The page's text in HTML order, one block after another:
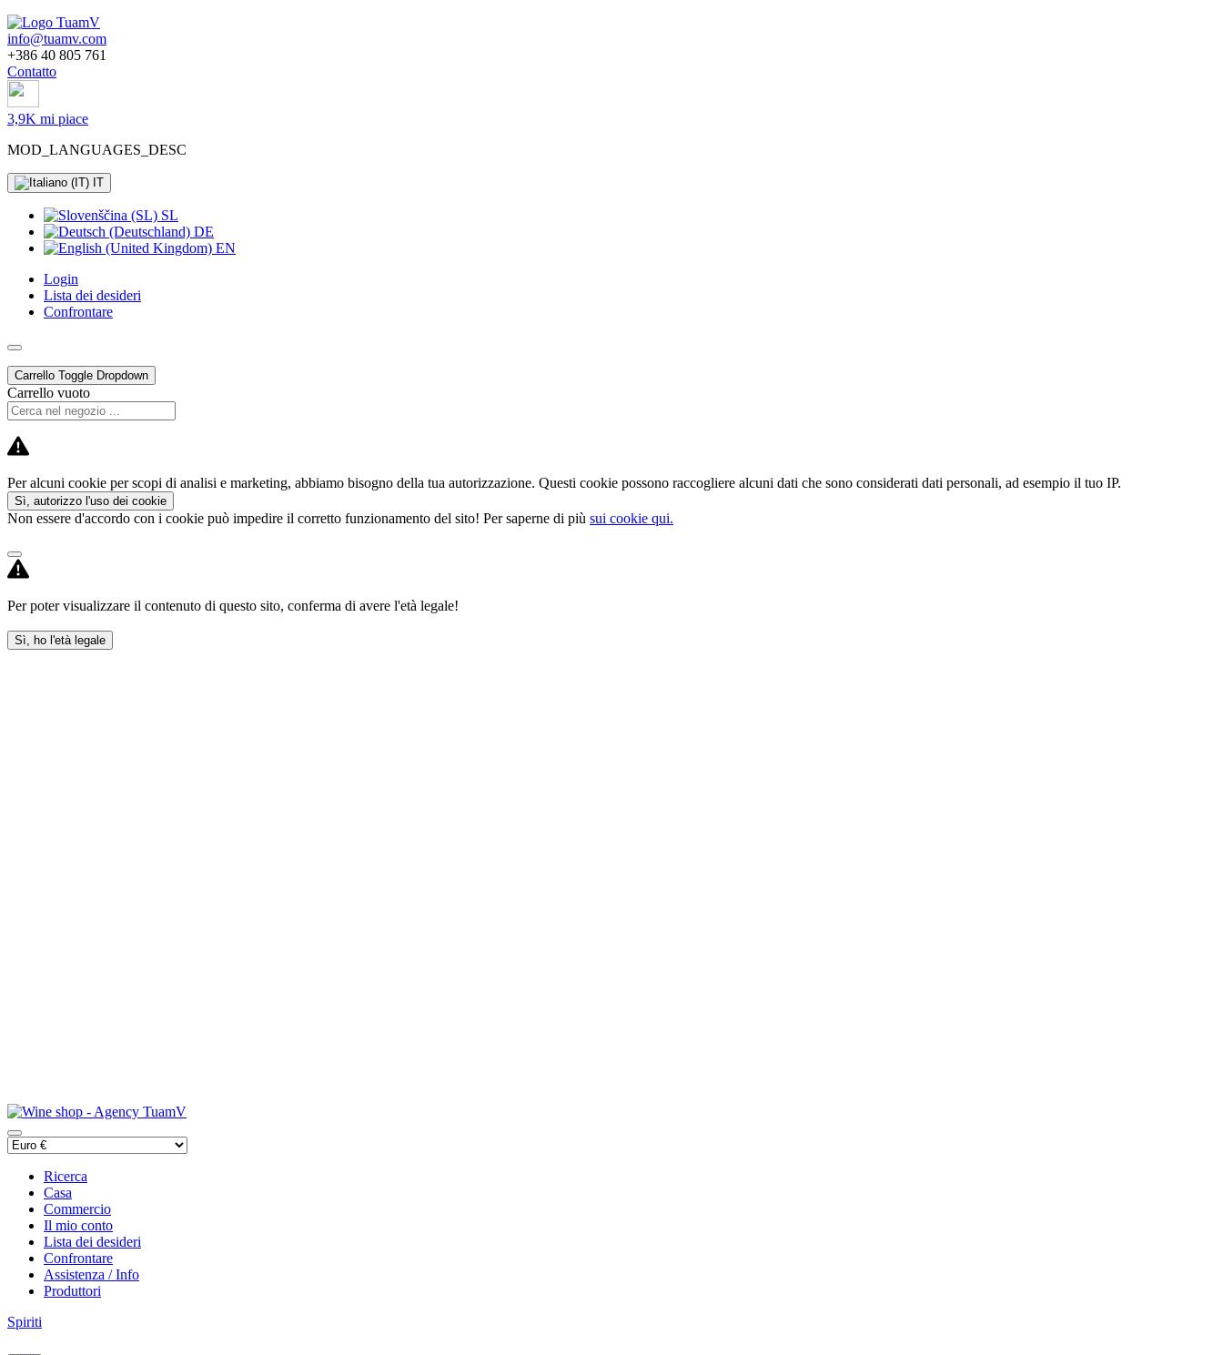
info@tuamv.com
+386 40 805 761
Contatto
3,9K mi piace
MOD_LANGUAGES_DESC
IT
SL
DE
EN
Login
Lista dei desideri
Confrontare
Carrello Toggle Dropdown
Carrello vuoto
Per alcuni cookie per scopi di analisi e marketing, abbiamo bisogno della tua autorizzazione. Questi cookie possono raccogliere alcuni dati che sono considerati dati personali, ad esempio il tuo IP.
Sì, autorizzo l'uso dei cookie
Non essere d'accordo con i cookie può impedire il corretto funzionamento del sito! Per saperne di più sui cookie qui.
Per poter visualizzare il contenuto di questo sito, conferma di avere l'età legale!
Sì, ho l'età legale
Ricerca
Casa
Commercio
Il mio conto
Lista dei desideri
Confrontare
Assistenza / Info
Produttori
Spiriti